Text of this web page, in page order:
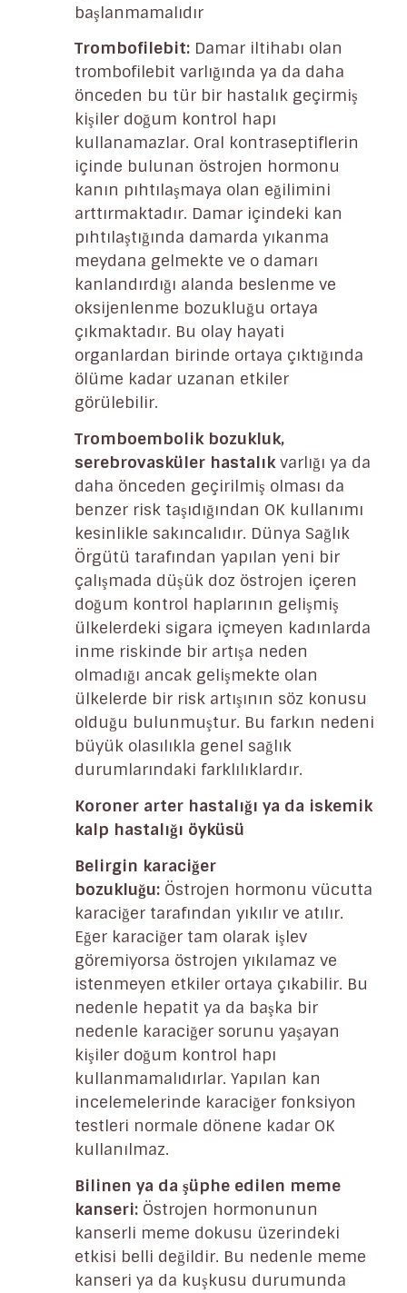
başlanmamalıdır
Trombofilebit: Damar iltihabı olan
trombofilebit varlığında ya da daha
önceden bu tür bir hastalık geçirmiş
kişiler doğum kontrol hapı
kullanamazlar. Oral kontraseptiflerin
içinde bulunan östrojen hormonu
kanın pıhtılaşmaya olan eğilimini
arttırmaktadır. Damar içindeki kan
pıhtılaştığında damarda yıkanma
meydana gelmekte ve o damarı
kanlandırdığı alanda beslenme ve
oksijenlenme bozukluğu ortaya
çıkmaktadır. Bu olay hayati
organlardan birinde ortaya çıktığında
ölüme kadar uzanan etkiler
görülebilir.
Tromboembolik bozukluk,
serebrovasküler hastalıkvarlığı ya da
daha önceden geçirilmiş olması da
benzer risk taşıdığından OK kullanımı
kesinlikle sakıncalıdır. Dünya Sağlık
Örgütü tarafından yapılan yeni bir
çalışmada düşük doz östrojen içeren
doğum kontrol haplarının gelişmiş
ülkelerdeki sigara içmeyen kadınlarda
inme riskinde bir artışa neden
olmadığı ancak gelişmekte olan
ülkelerde bir risk artışının söz konusu
olduğu bulunmuştur. Bu farkın nedeni
büyük olasılıkla genel sağlık
durumlarındaki farklılıklardır.
Koroner arter hastalığı ya da iskemik
kalp hastalığı öyküsü
Belirgin karaciğer
bozukluğu: Östrojen hormonu vücutta
karaciğer tarafından yıkılır ve atılır.
Eğer karaciğer tam olarak işlev
göremiyorsa östrojen yıkılamaz ve
istenmeyen etkiler ortaya çıkabilir. Bu
nedenle hepatit ya da başka bir
nedenle karaciğer sorunu yaşayan
kişiler doğum kontrol hapı
kullanmamalıdırlar. Yapılan kan
incelemelerinde karaciğer fonksiyon
testleri normale dönene kadar OK
kullanılmaz.
Bilinen ya da şüphe edilen meme
kanseri: Östrojen hormonunun
kanserli meme dokusu üzerindeki
etkisi belli değildir. Bu nedenle meme
kanseri ya da kuşkusu durumunda